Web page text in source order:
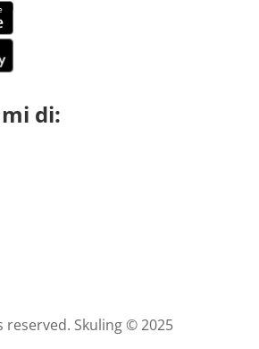
di:
reserved. Skuling © 2025